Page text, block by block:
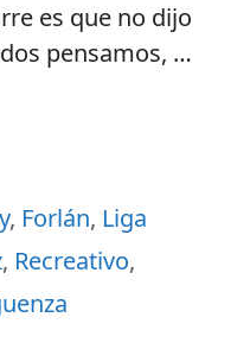
es que no dijo
pensamos, …
, Forlán, Liga
, Recreativo,